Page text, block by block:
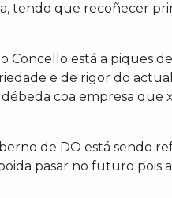
tendo que recoñecer
Concello está a piques
e de rigor do
coa empresa que
de DO está sendo
pasar no futuro pois